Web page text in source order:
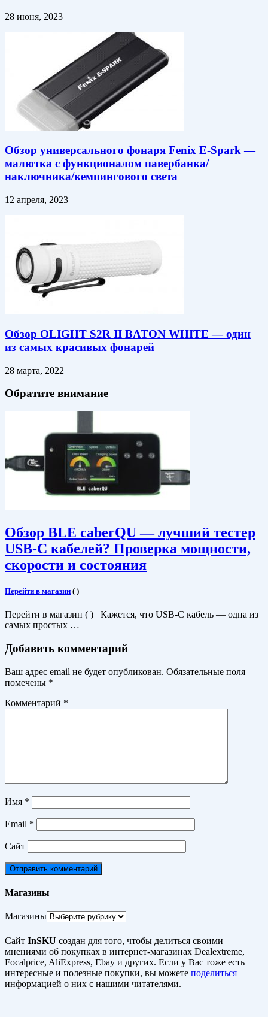
28 июня, 2023
Обзор универсального фонаря Fenix E-Spark —
малютка с функционалом павербанка/
наключника/кемпингового света
12 апреля, 2023
Обзор OLIGHT S2R II BATON WHITE — один
из самых красивых фонарей
28 марта, 2022
Обратите внимание
Обзор BLE caberQU — лучший тестер
USB-C кабелей? Проверка мощности,
скорости и состояния
Перейти в магазин ( )
Перейти в магазин ( ) Кажется, что USB-C кабель — одна из
самых простых …
Добавить комментарий
Ваш адрес email не будет опубликован. Обязательные поля
помечены *
Комментарий *
Имя *
Email *
Сайт
Магазины
Магазины
Сайт InSKU создан для того, чтобы делиться своими
мнениями об покупках в интернет-магазинах Dealextreme,
Focalprice, AliExpress, Ebay и других. Если у Вас тоже есть
интересные и полезные покупки, вы можете поделиться
информацией о них с нашими читателями.